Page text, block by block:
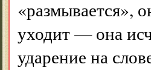
«размывается»,
уходит — она
ударение на